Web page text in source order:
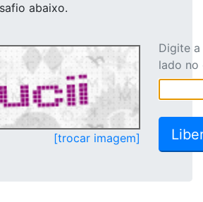
abaixo.
[trocar imagem]
Digite
lado no